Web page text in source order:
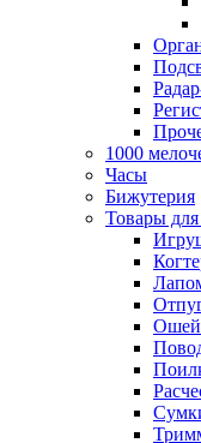
1000
Часы
Бижутерия
Товары